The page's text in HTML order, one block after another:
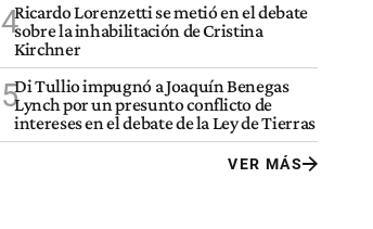
4Ricardo Lorenzetti se metió en el debate
sobre la inhabilitación de Cristina
Kirchner
5Di Tullio impugnó a Joaquín Benegas
Lynch por un presunto conflicto de
intereses en el debate de la Ley de Tierras
VER MÁS